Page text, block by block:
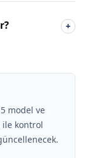
+
model ve
ile kontrol